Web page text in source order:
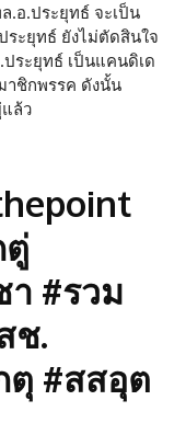
.อ.ประยุทธ์ จะเป็น
ะยุทธ์ ยังไม่ตัดสินใจ
ระยุทธ์ เป็นแคนดิเด
าชิกพรรค ดังนั้น
ล้ว
ตู่
#รวม
ช.
#สสอุต